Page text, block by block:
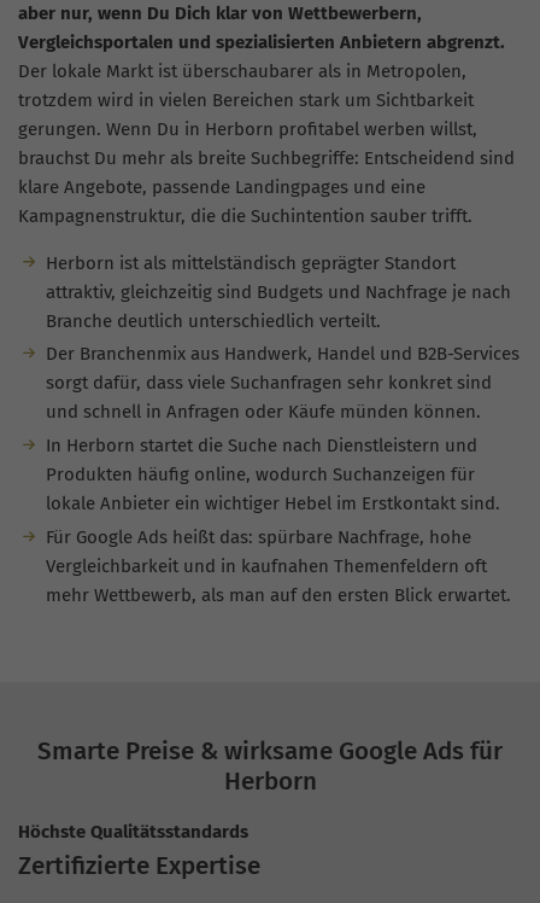
aber nur, wenn Du Dich klar von Wettbewerbern,
Vergleichsportalen und spezialisierten Anbietern abgrenzt.
Der lokale Markt ist überschaubarer als in Metropolen,
trotzdem wird in vielen Bereichen stark um Sichtbarkeit
gerungen. Wenn Du in Herborn profitabel werben willst,
brauchst Du mehr als breite Suchbegriffe: Entscheidend sind
klare Angebote, passende Landingpages und eine
Kampagnenstruktur, die die Suchintention sauber trifft.
Herborn ist als mittelständisch geprägter Standort
attraktiv, gleichzeitig sind Budgets und Nachfrage je nach
Branche deutlich unterschiedlich verteilt.
Der Branchenmix aus Handwerk, Handel und B2B-Services
sorgt dafür, dass viele Suchanfragen sehr konkret sind
und schnell in Anfragen oder Käufe münden können.
In Herborn startet die Suche nach Dienstleistern und
Produkten häufig online, wodurch Suchanzeigen für
lokale Anbieter ein wichtiger Hebel im Erstkontakt sind.
Für Google Ads heißt das: spürbare Nachfrage, hohe
Vergleichbarkeit und in kaufnahen Themenfeldern oft
mehr Wettbewerb, als man auf den ersten Blick erwartet.
Smarte Preise & wirksame Google Ads für
Herborn
Höchste Qualitätsstandards
Zertifizierte Expertise